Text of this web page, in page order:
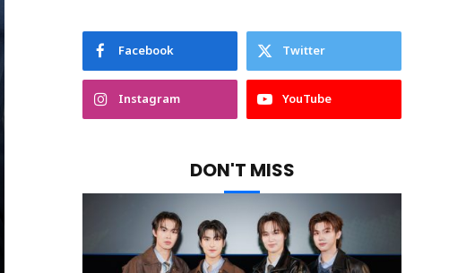
Facebook Twitter
Instagram YouTube
DON'T MISS